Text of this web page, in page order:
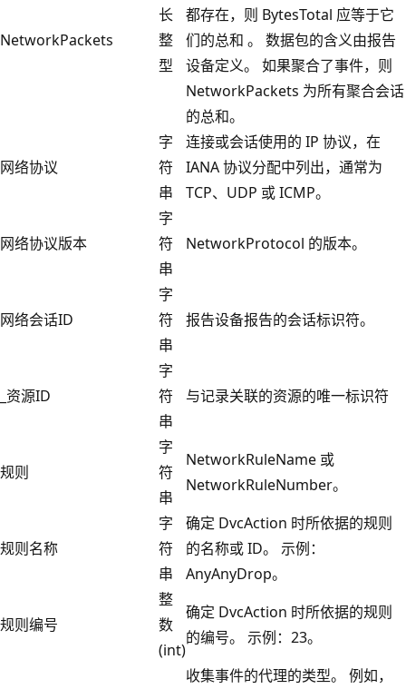
NetworkPackets
长
整
型
都存在，则 BytesTotal 应等于它
们的总和 。 数据包的含义由报告
设备定义。 如果聚合了事件，则
NetworkPackets 为所有聚合会话
的总和。
网络协议
字
符
串
连接或会话使用的 IP 协议，在
IANA 协议分配中列出，通常为
TCP、UDP 或 ICMP。
网络协议版本
字
符
串
NetworkProtocol 的版本。
网络会话ID
字
符
串
报告设备报告的会话标识符。
_资源ID
字
符
串
与记录关联的资源的唯一标识符
规则
字
符
串
NetworkRuleName 或
NetworkRuleNumber。
规则名称
字
符
串
确定 DvcAction 时所依据的规则
的名称或 ID。 示例：
AnyAnyDrop。
规则编号
整
数
(int)
确定 DvcAction 时所依据的规则
的编号。 示例：23。
收集事件的代理的类型。 例如，